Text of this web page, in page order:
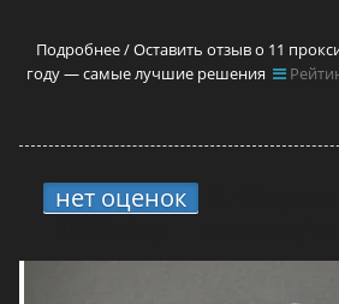
Подробнее / Оставить отзыв о 11
году — самые лучшие решения
нет оценок